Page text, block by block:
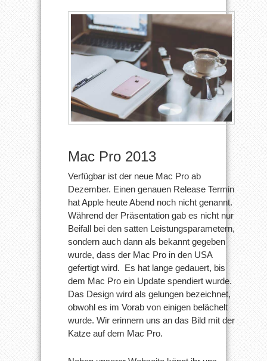
Mac Pro 2013
Verfügbar ist der neue Mac Pro ab
Dezember. Einen genauen Release Termin
hat Apple heute Abend noch nicht genannt.
Während der Präsentation gab es nicht nur
Beifall bei den satten Leistungsparametern,
sondern auch dann als bekannt gegeben
wurde, dass der Mac Pro in den USA
gefertigt wird. Es hat lange gedauert, bis
dem Mac Pro ein Update spendiert wurde.
Das Design wird als gelungen bezeichnet,
obwohl es im Vorab von einigen belächelt
wurde. Wir erinnern uns an das Bild mit der
Katze auf dem Mac Pro.